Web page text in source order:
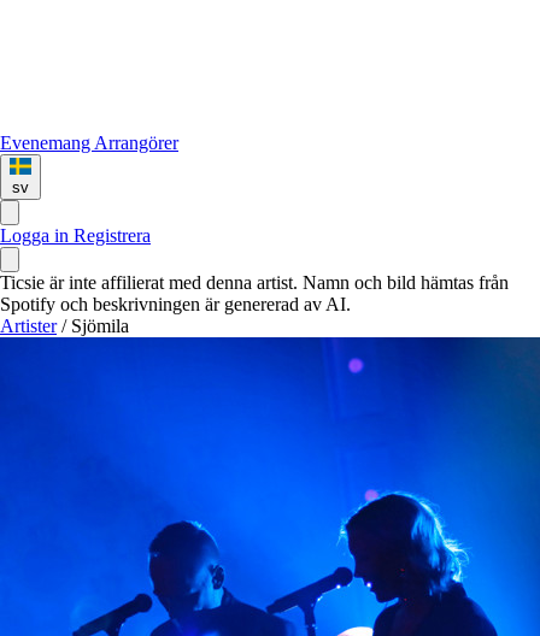
Evenemang Arrangörer
sv
Logga in Registrera
Ticsie är inte affilierat med denna artist. Namn och bild hämtas från
Spotify och beskrivningen är genererad av AI.
Artister / Sjömila